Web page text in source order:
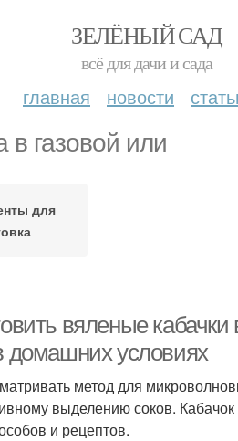
ЗЕЛЁНЫЙ САД
всё для дачи и сада
главная новости
в газовой или
для
вяленые
домашних условиях
метод для
выделению соков.
и рецептов.